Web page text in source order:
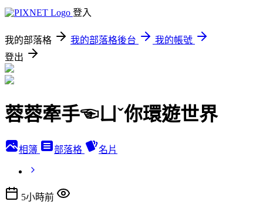
登入
我的部落格 我的部落格後台
我的帳號
登出
蓉蓉牽手☜ㄩˇ你環遊世界
相簿 部落格 名片
5小時前